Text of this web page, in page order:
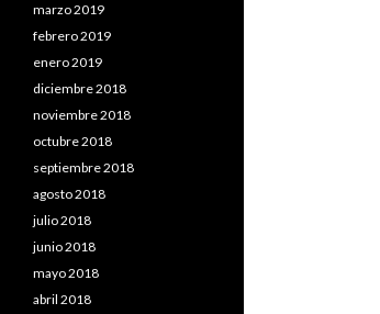
marzo 2019
febrero 2019
enero 2019
diciembre 2018
noviembre 2018
octubre 2018
septiembre 2018
agosto 2018
julio 2018
junio 2018
mayo 2018
abril 2018